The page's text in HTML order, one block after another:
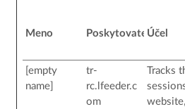
Meno PoskytovateľÚčel
[empty
name]
tr-
rc.lfeeder.c
om
Tracks